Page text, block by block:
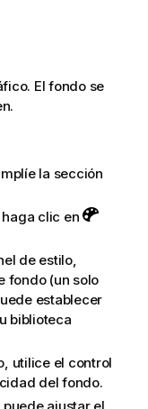
El fondo se
la sección
clic en
de estilo,
fondo (un solo
establecer
biblioteca
utilice el control
del fondo.